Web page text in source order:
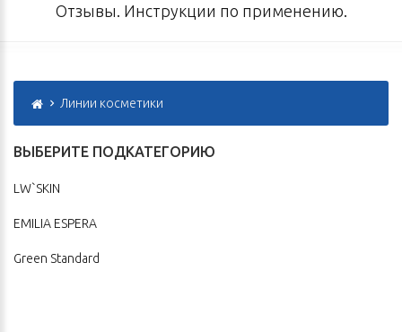
Отзывы. Инструкции по применению.
Линии косметики
ВЫБЕРИТЕ ПОДКАТЕГОРИЮ
LW`SKIN
EMILIA ESPERA
Green Standard